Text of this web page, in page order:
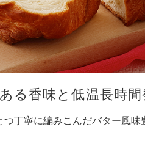
る香味と低温長時
つ丁寧に編みこんだバター風